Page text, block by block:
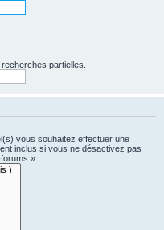
partielles.
vous souhaitez effectuer une
inclus si vous ne désactivez pas
».